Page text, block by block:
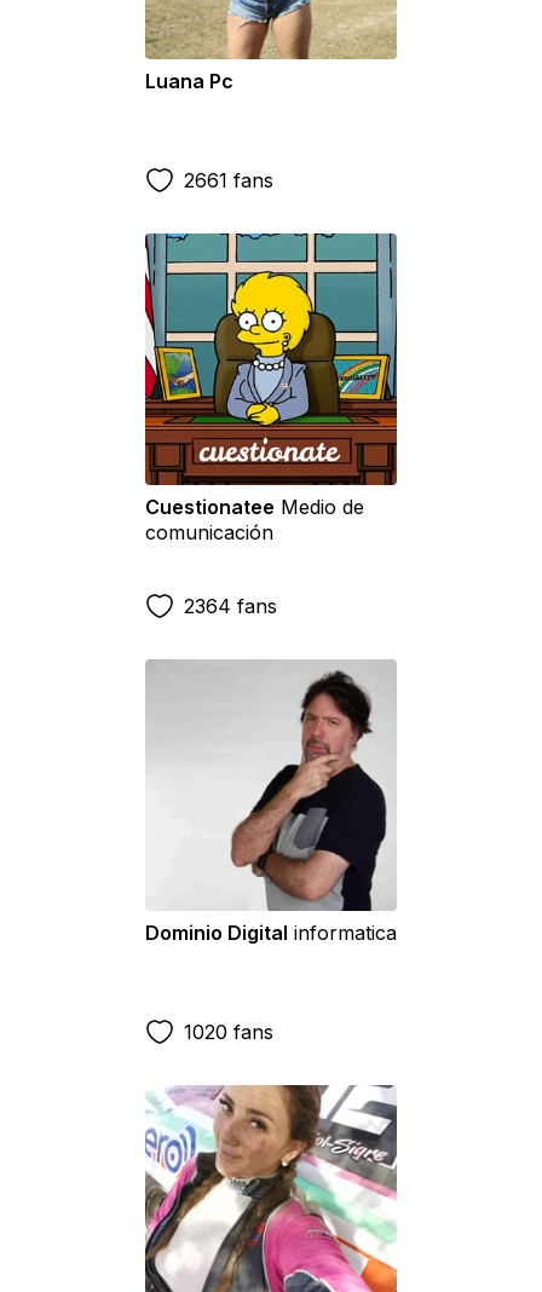
Luana Pc
2661 fans
Cuestionatee Medio de
comunicación
2364 fans
Dominio Digital informatica
1020 fans